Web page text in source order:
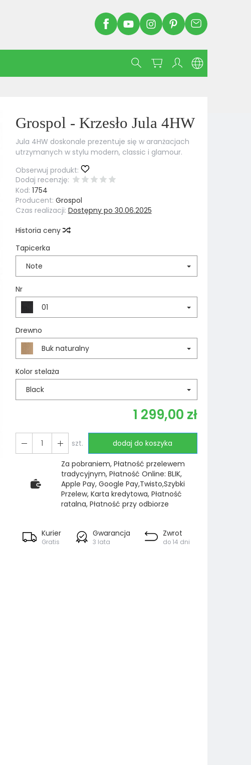
Grospol - Krzesło Jula 4HW
Jula 4HW doskonale prezentuje się w aranżacjach
utrzymanych w stylu modern, classic i glamour.
Obserwuj produkt:
Dodaj recenzję:
Kod: 1754
Producent: Grospol
Czas realizacji: Dostępny po 30.06.2025
Historia ceny
Tapicerka
Note
Nr
01
Drewno
Buk naturalny
Kolor stelaża
Black
1 299,00 zł
szt. dodaj do koszyka
Za pobraniem, Płatność przelewem
tradycyjnym, Płatność Online: BLIK,
Apple Pay, Google Pay,Twisto,Szybki
Przelew, Karta kredytowa, Płatność
ratalna, Płatność przy odbiorze
Kurier
Gratis
Gwarancja
3 lata
Zwrot
do 14 dni